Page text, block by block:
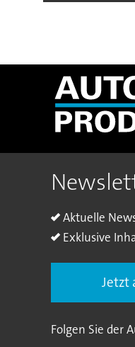
Aktuelle
Exklusive
Jetzt
Folgen Sie der